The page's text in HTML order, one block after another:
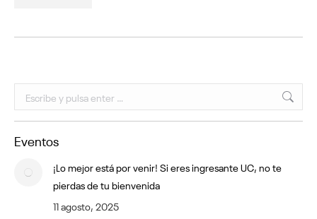
Buscar:
Eventos
¡Lo mejor está por venir! Si eres ingresante UC, no te
pierdas de tu bienvenida
11 agosto, 2025